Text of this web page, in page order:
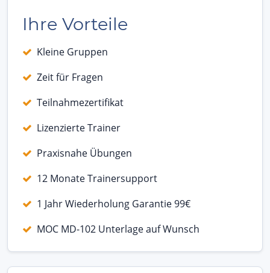
Ihre Vorteile
Kleine Gruppen
Zeit für Fragen
Teilnahmezertifikat
Lizenzierte Trainer
Praxisnahe Übungen
12 Monate Trainersupport
1 Jahr Wiederholung Garantie 99€
MOC MD-102 Unterlage auf Wunsch